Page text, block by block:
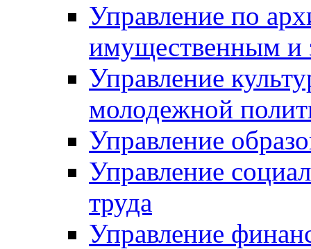
Управление по
имущественным и
Управление
молодежной
Управление
Управление
труда
Управление